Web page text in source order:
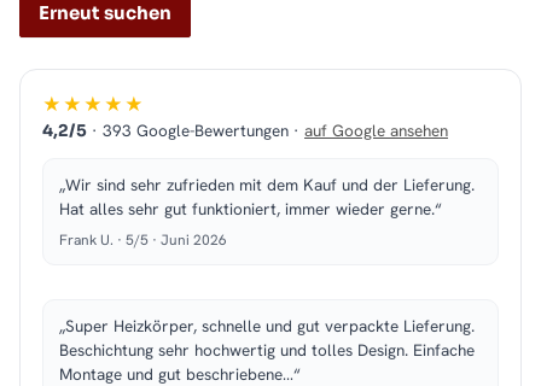
Erneut suchen
★★★★★
4,2/5 · 393 Google-Bewertungen · auf Google ansehen
„Wir sind sehr zufrieden mit dem Kauf und der Lieferung.
Hat alles sehr gut funktioniert, immer wieder gerne.“
Frank U. · 5/5 · Juni 2026
„Super Heizkörper, schnelle und gut verpackte Lieferung.
Beschichtung sehr hochwertig und tolles Design. Einfache
Montage und gut beschriebene…“